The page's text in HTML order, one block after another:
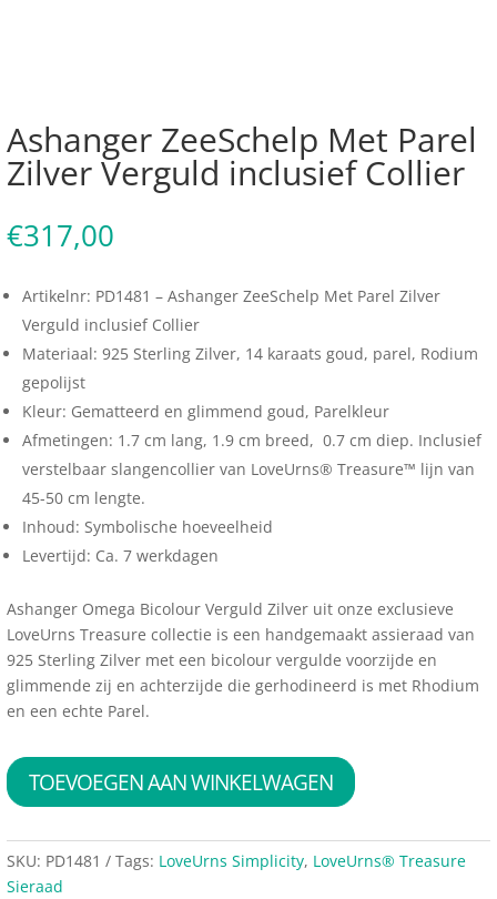
Ashanger ZeeSchelp Met Parel
Zilver Verguld inclusief Collier
€317,00
Artikelnr: PD1481 – Ashanger ZeeSchelp Met Parel Zilver
Verguld inclusief Collier
Materiaal: 925 Sterling Zilver, 14 karaats goud, parel, Rodium
gepolijst
Kleur: Gematteerd en glimmend goud, Parelkleur
Afmetingen: 1.7 cm lang, 1.9 cm breed, 0.7 cm diep. Inclusief
verstelbaar slangencollier van LoveUrns® Treasure™ lijn van
45-50 cm lengte.
Inhoud: Symbolische hoeveelheid
Levertijd: Ca. 7 werkdagen
Ashanger Omega Bicolour Verguld Zilver uit onze exclusieve
LoveUrns Treasure collectie is een handgemaakt assieraad van
925 Sterling Zilver met een bicolour vergulde voorzijde en
glimmende zij en achterzijde die gerhodineerd is met Rhodium
en een echte Parel.
TOEVOEGEN AAN WINKELWAGEN
SKU: PD1481 Tags: LoveUrns Simplicity, LoveUrns® Treasure
Sieraad